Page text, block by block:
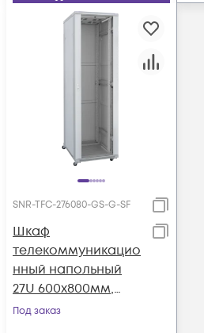
SNR-TFC-276080-GS-G-SF
Шкаф
телекоммуникацио
нный напольный
27U 600x800мм,
серия TFC (SNR-TFC-
Под заказ